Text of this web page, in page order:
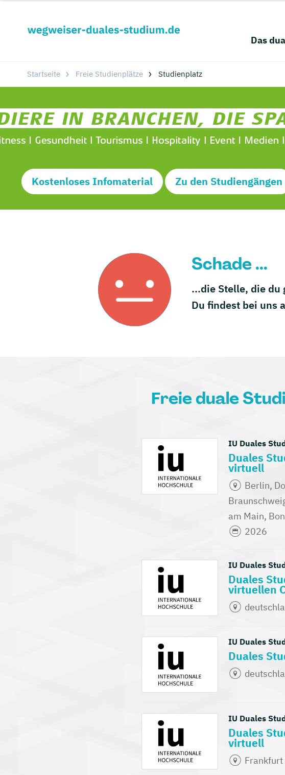
Das
Startseite Freie Studienplätze Studienplatz
Kostenloses Infomaterial Zu den Studiengängen
Schade ...
...die Stelle, die du
Du findest bei uns
Freie duale
IU Duales
Duales
virtuell
Berlin,
am Main,
2026
IU Duales
Duales
virtuellen
IU Duales
Duales
IU Duales
Duales
virtuell
Frankfurt